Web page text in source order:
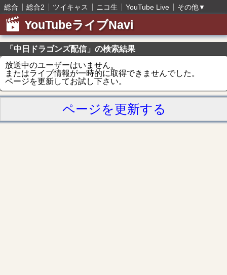
総合 総合2 ツイキャス ニコ生 YouTube Live その他▼
YouTubeライブNavi
「中日ドラゴンズ配信」の検索結果
放送中のユーザーはいません。
またはライブ情報が一時的に取得できませんでした。
ページを更新してお試し下さい。
ページを更新する